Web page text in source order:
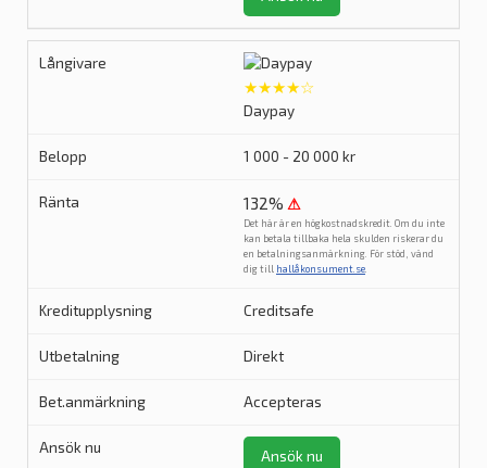
★★★★☆
Daypay
1 000 - 20 000 kr
132% ⚠
Det här är en högkostnadskredit. Om du inte
kan betala tillbaka hela skulden riskerar du
en betalningsanmärkning. För stöd, vänd
dig till hallåkonsument.se
Creditsafe
Direkt
Accepteras
Ansök nu